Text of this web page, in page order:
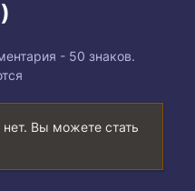
- 50 знаков.
Вы можете стать